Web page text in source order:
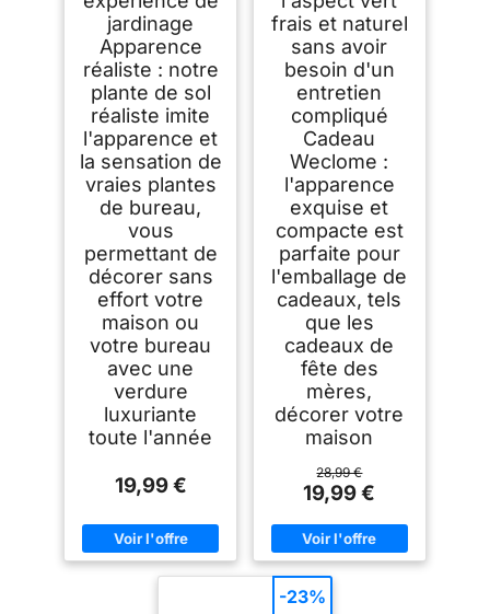
jardinage
Apparence
réaliste : notre
plante de sol
réaliste imite
l'apparence et
la sensation de
vraies plantes
de bureau,
vous
permettant de
décorer sans
effort votre
maison ou
votre bureau
avec une
verdure
luxuriante
toute l'année
19,99 €
frais et naturel
sans avoir
besoin d'un
entretien
compliqué
Cadeau
Weclome :
l'apparence
exquise et
compacte est
parfaite pour
l'emballage de
cadeaux, tels
que les
cadeaux de
fête des
mères,
décorer votre
maison
28,99 €
19,99 €
-23%